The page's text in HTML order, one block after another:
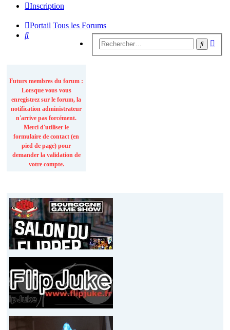
Inscription
Portail Tous les Forums
Rechercher
Futurs membres du forum :
Lorsque vous vous
enregistrez sur le forum, la
notification administrateur
n'arrive pas forcément.
Merci d'utiliser le
formulaire de contact (en
pied de page) pour
demander la validation de
votre compte.